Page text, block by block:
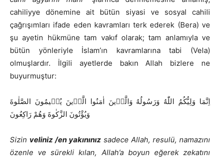
cahiliyye dönemine ait bütün siyasi ve sosyal cahili
çağrışımları ifade eden kavramları terk ederek (Bera) ve
şu ayetin hükmüne tam vakıf olarak; tam anlamıyla ve
bütün yönleriyle İslam’ın kavramlarına tabi (Vela)
olmuşlardır. İlgili ayetlerde bakın Allah bizlere ne
buyurmuştur:
اِنَّمَا وَلِيُّكُمُ اللّٰهُ وَرَسُولُهُ وَالَّذ۪ينَ اٰمَنُوا الَّذ۪ينَ يُق۪يمُونَ الصَّلٰوةَ
وَيُؤْتُونَ الزَّكٰوةَ وَهُمْ رَاكِعُونَ
Sizin veliniz /en yakınınız sadece Allah, resulü, namazını
özenle ve sürekli kılan, Allah’a boyun eğerek zekatını